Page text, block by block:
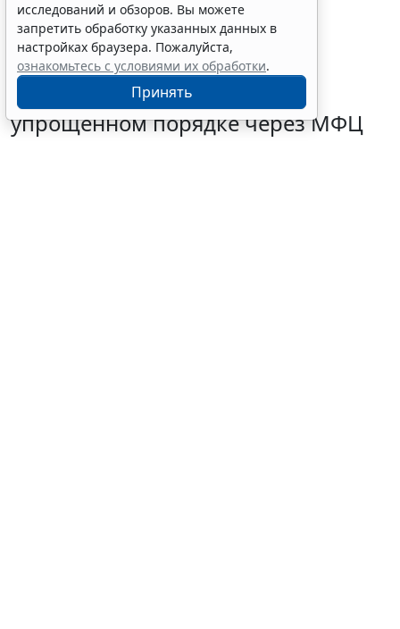
Граждане могут запустить
процедуру банкротства в
упрощенном порядке через МФЦ
исследований и обзоров. Вы можете
запретить обработку указанных данных в
настройках браузера. Пожалуйста,
ознакомьтесь с условиями их обработки.
Принять